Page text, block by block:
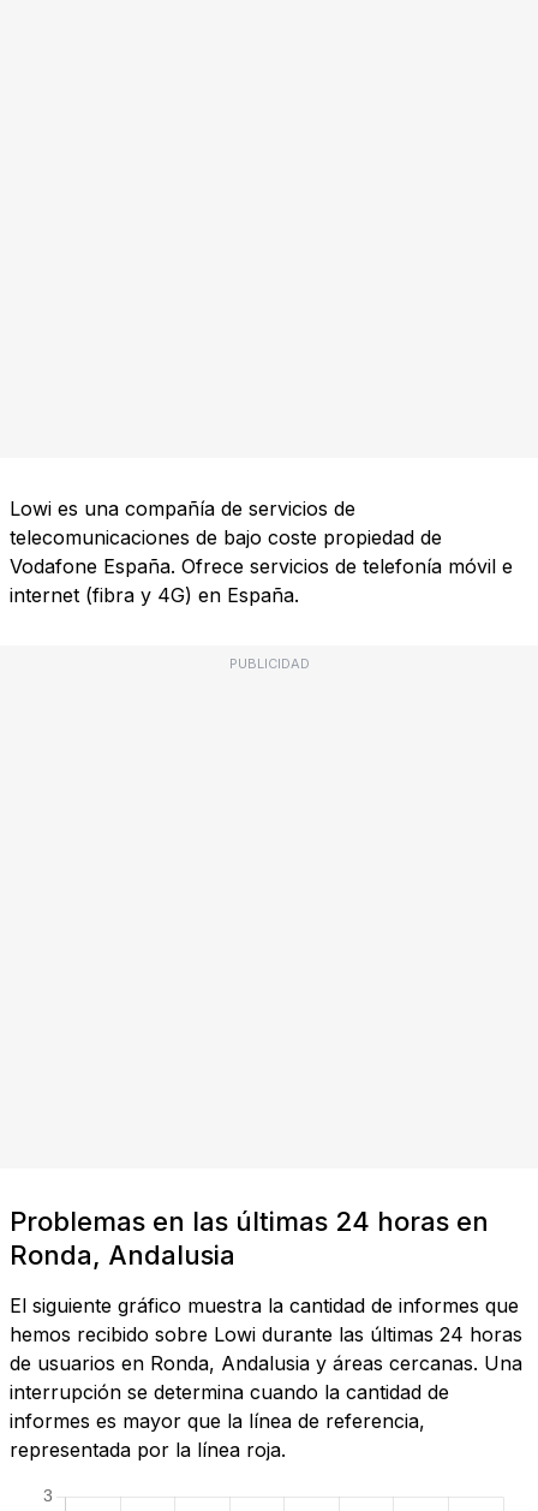
Lowi es una compañía de servicios de
telecomunicaciones de bajo coste propiedad de
Vodafone España. Ofrece servicios de telefonía móvil e
internet (fibra y 4G) en España.
PUBLICIDAD
Problemas en las últimas 24 horas en
Ronda, Andalusia
El siguiente gráfico muestra la cantidad de informes que
hemos recibido sobre Lowi durante las últimas 24 horas
de usuarios en Ronda, Andalusia y áreas cercanas. Una
interrupción se determina cuando la cantidad de
informes es mayor que la línea de referencia,
representada por la línea roja.